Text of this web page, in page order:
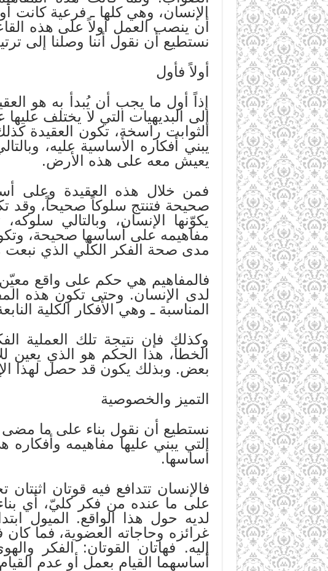
الإنسان، وهي كلها ـ فرعية كانت
أن ينصب العمل أولاً على هذه
نستطيع أن نقول أننا وصلنا إلى
أولاً فأول
إذاً أول ما يجب أن يُبدأ به هو
إلى البديهيات التي لا يختلف
الثوابت راسخة، تكون العقيدة
يبني أفكاره الأساسية عليه،
يعيش معه على هذه الأرض.
فمن خلال هذه العقيدة وعلى
صحيحة فتنتج سلوكاً صحيحاً، وقد
يكوّنها الإنسان، وبالتالي
مفاهيمه على أساسها صحيحة،
مدى صحة الفكر الكلّي الذي نبعت
فالمفاهيم هي حكم على واقع معيّن
لدى الإنسان. وحتى تكون هذه
المناسبة ـ وهي الأفكار الكلية
وكذلك فإن نتيجة تلك العملية
الخطأ، هذا الحكم هو الذي يعين
بعض. وبذلك يكون قد حصل لهذا
التميز والخصوصية
نستطيع أن نقول بناء على ما مضى
التي يبني عليها مفاهيمه وأفكاره
أساسها.
فالإنسان تتدافع فيه قوتان
على ما عنده من فكر كليّ، أي بناء
لديه حول هذا الواقع. الميول
غرائزه وحاجاته العضوية، فما
إليه. فهاتان القوتان: الفكر
أساسهما القيام بعمل أو عدم